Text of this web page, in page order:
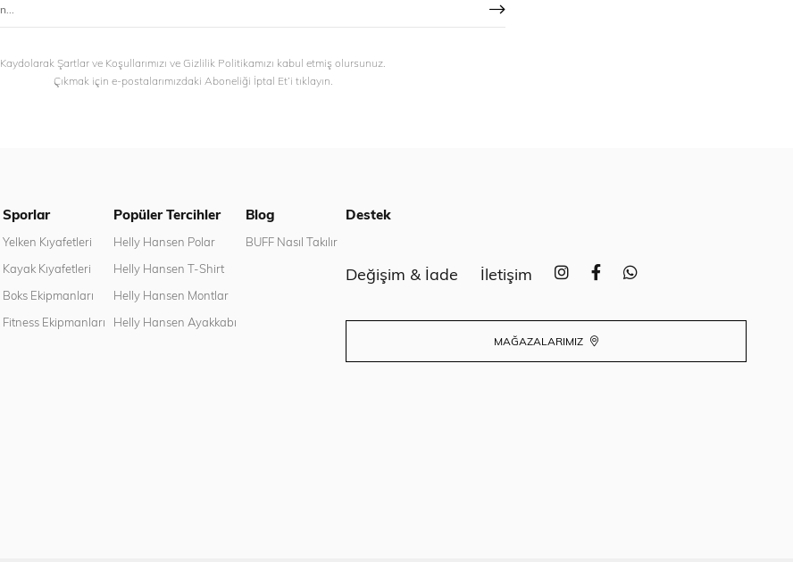
Kaydolarak Şartlar ve Koşullarımızı ve Gizlilik Politikamızı kabul etmiş olursunuz.
Çıkmak için e-postalarımızdaki Aboneliği İptal Et’i tıklayın.
Sporlar
Yelken Kıyafetleri
Kayak Kıyafetleri
Boks Ekipmanları
Fitness Ekipmanları
Popüler Tercihler
Helly Hansen Polar
Helly Hansen T-Shirt
Helly Hansen Montlar
Helly Hansen Ayakkabı
Blog
BUFF Nasıl Takılır
Destek
Değişim & İade İletişim
MAĞAZALARIMIZ